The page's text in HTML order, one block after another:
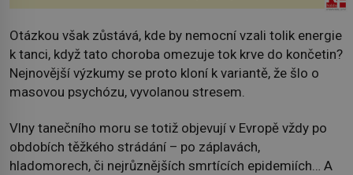
Otázkou však zůstává, kde by nemocní vzali tolik energie
k tanci, když tato choroba omezuje tok krve do končetin?
Nejnovější výzkumy se proto kloní k variantě, že šlo o
masovou psychózu, vyvolanou stresem.
Vlny tanečního moru se totiž objevují v Evropě vždy po
obdobích těžkého strádání – po záplavách,
hladomorech, či nejrůznějších smrtících epidemiích… A